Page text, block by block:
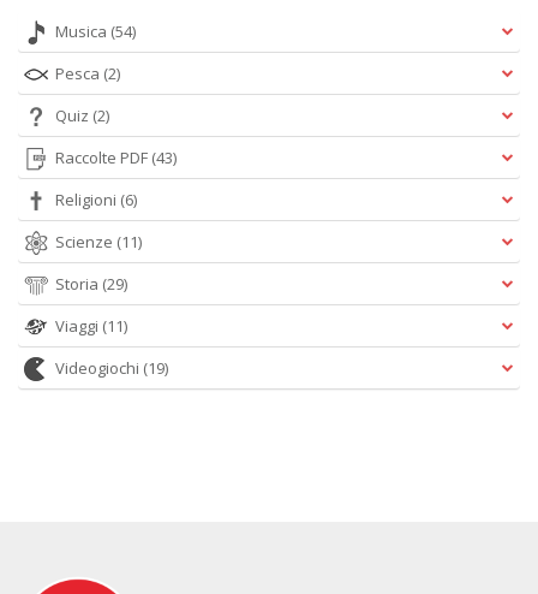
Musica (54)
Pesca (2)
Quiz (2)
Raccolte PDF (43)
Religioni (6)
Scienze (11)
Storia (29)
Viaggi (11)
Videogiochi (19)